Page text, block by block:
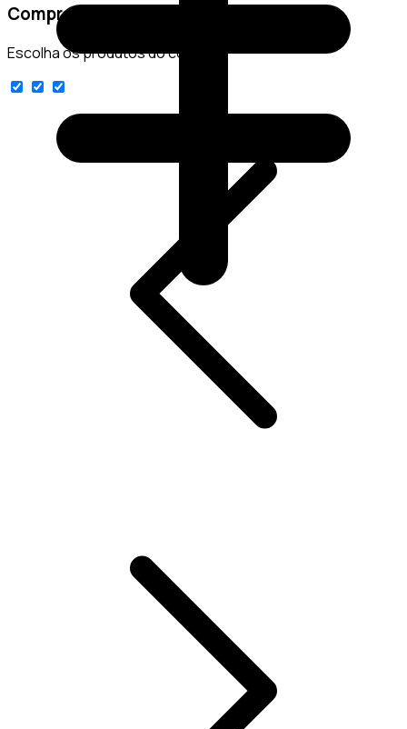
Comprar conjunto
Escolha os produtos do conjunto